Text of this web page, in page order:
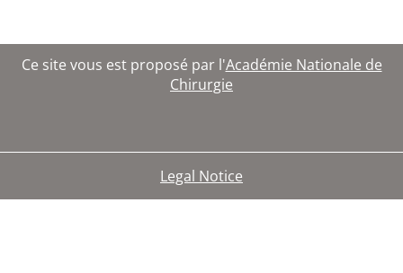
Ce site vous est proposé par l'Académie Nationale de
Chirurgie
Legal Notice